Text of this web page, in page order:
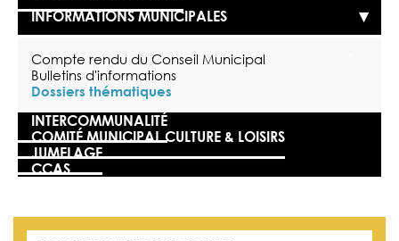
NOS SERVICES
LA VIE LOCALE
VOS DÉMARCHES
CONTACT
INFORMATIONS MUNICIPALES
Compte rendu du Conseil Municipal
Bulletins d'informations
Dossiers thématiques
INTERCOMMUNALITÉ
COMITÉ MUNICIPAL CULTURE & LOISIRS
JUMELAGE
CCAS